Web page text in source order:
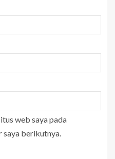
web saya pada
berikutnya.